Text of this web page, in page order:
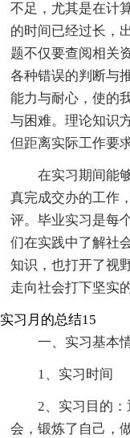
不足，尤其是在计
的时间已经过长，
题不仅要查阅相关
各种错误的判断与
能力与耐心，使的
与困难。理论知识
但距离实际工作要
在实习期间能
真完成交办的工作
评。毕业实习是每
们在实践中了解社
知识，也打开了视
走向社会打下坚实
实习月的总结15
一、实习基本
1、实习时间
2、实习目的
会，锻炼了自己，